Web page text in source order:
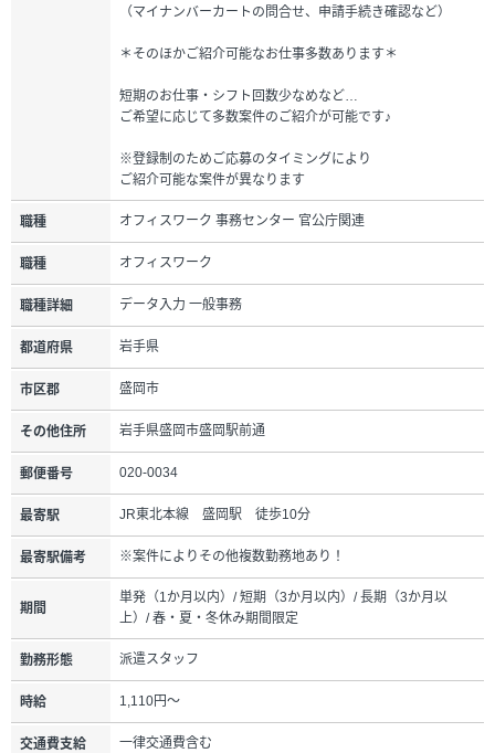
（マイナンバーカートの問合せ、申請手続き確認など）
＊そのほかご紹介可能なお仕事多数あります＊
短期のお仕事・シフト回数少なめなど…
ご希望に応じて多数案件のご紹介が可能です♪
※登録制のためご応募のタイミングにより
ご紹介可能な案件が異なります
職種 オフィスワーク 事務センター 官公庁関連
職種 オフィスワーク
職種詳細 データ入力 一般事務
都道府県 岩手県
市区郡 盛岡市
その他住所 岩手県盛岡市盛岡駅前通
郵便番号 020-0034
最寄駅 JR東北本線 盛岡駅 徒歩10分
最寄駅備考 ※案件によりその他複数勤務地あり！
期間
単発（1か月以内）/ 短期（3か月以内）/ 長期（3か月以
上）/ 春・夏・冬休み期間限定
勤務形態 派遣スタッフ
時給 1,110円～
交通費支給 一律交通費含む